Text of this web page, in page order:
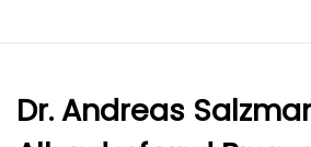
Dr. Andreas